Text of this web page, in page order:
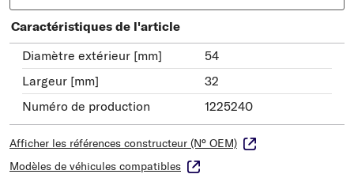
Caractéristiques de l'article
Diamètre extérieur [mm]
54
Largeur [mm]
32
Numéro de production
1225240
Afficher les références constructeur (N° OEM)
Modèles de véhicules compatibles